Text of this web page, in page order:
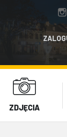
ZDJĘCIA